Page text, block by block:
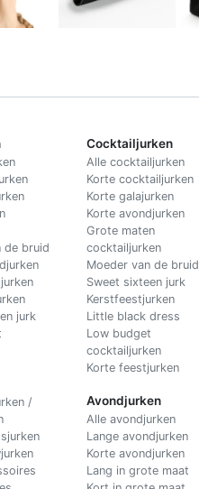
de bruid
jurk
/
Cocktailjurken
Alle cocktailjurken
Korte cocktailjurken
Korte galajurken
Korte avondjurken
Grote maten
cocktailjurken
Moeder van de bruid
Sweet sixteen jurk
Kerstfeestjurken
Little black dress
Low budget
cocktailjurken
Korte feestjurken
Avondjurken
Alle avondjurken
Lange avondjurken
Korte avondjurken
Lang in grote maat